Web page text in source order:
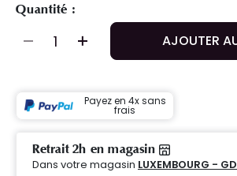
Quantité :
AJOUTER
Payez en 4x sans
frais
Retrait 2h en magasin
Dans votre magasin LUXEMBOURG -